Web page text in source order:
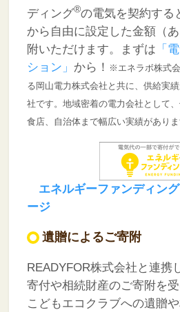
ディング®︎の電気を契約する
から自由に設定した金額（
附いただけます。
まずは 「
ション」 から！
※エネラボ株式
る岡山電力株式会社と共に、供給実
社です。地域密着の電力会社として
食店、自治体まで幅広い実績がありま
エネルギーファンディン
ージ
遺贈によるご寄附
READYFOR株式会社と連携
寄付や相続財産のご寄附を受
こどもエコクラブへの遺贈